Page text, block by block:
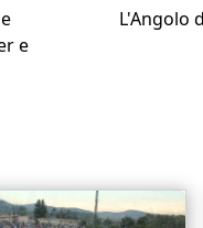
e
L'Angolo